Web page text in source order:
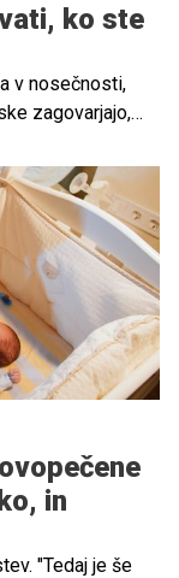
ko ste
v nosečnosti,
zagovarjajo,
mnogo bolj
pa so
čas za še
nov član
in
"Tedaj je še